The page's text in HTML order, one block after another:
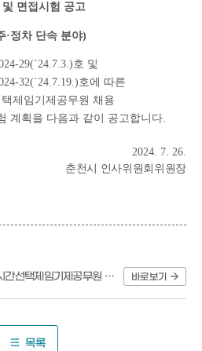
및 면접시험 공고
·정차 단속 분야)
29(`24.7.3.)호 및
32(`24.7.19.)호에 따른
제임기제공무원 채용
계획을 다음과 같이 공고합니다.
2024. 7. 26.
춘천시 인사위원회위원장
03-6. 2024년 제5회 춘천시 시간선택제임기제공무원 채용 실기시험 합격자 및 면접시험 공고(불법 주정차 단속).hwp
바로보기
목록